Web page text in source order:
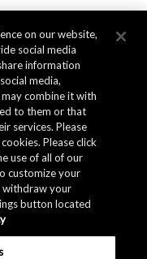
on our website,
social media
information
media,
combine it with
to them or that
services. Please
Please click
use of all of our
customize your
withdraw your
button located